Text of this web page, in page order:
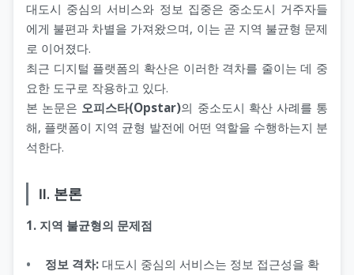
대도시 중심의 서비스와 정보 집중은 중소도시 거주자들
에게 불편과 차별을 가져왔으며, 이는 곧 지역 불균형 문제
로 이어졌다.
최근 디지털 플랫폼의 확산은 이러한 격차를 줄이는 데 중
요한 도구로 작용하고 있다.
본 논문은 오피스타(Opstar)의 중소도시 확산 사례를 통
해, 플랫폼이 지역 균형 발전에 어떤 역할을 수행하는지 분
석한다.
Ⅱ. 본론
1. 지역 불균형의 문제점
정보 격차: 대도시 중심의 서비스는 정보 접근성을 확